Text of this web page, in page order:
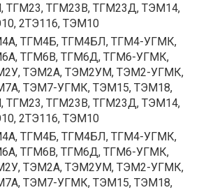
ТГМ23В, ТГМ23Д, ТЭМ14,
2ТЭ116, ТЭМ10
ТГМ4Б, ТГМ4БЛ, ТГМ4-УГМК,
ТГМ6В, ТГМ6Д, ТГМ6-УГМК,
ТЭМ2А, ТЭМ2УМ, ТЭМ2-УГМК,
ТЭМ7-УГМК, ТЭМ15, ТЭМ18,
ТГМ23В, ТГМ23Д, ТЭМ14,
2ТЭ116, ТЭМ10
ТГМ4Б, ТГМ4БЛ, ТГМ4-УГМК,
ТГМ6В, ТГМ6Д, ТГМ6-УГМК,
ТЭМ2А, ТЭМ2УМ, ТЭМ2-УГМК,
ТЭМ7-УГМК, ТЭМ15, ТЭМ18,